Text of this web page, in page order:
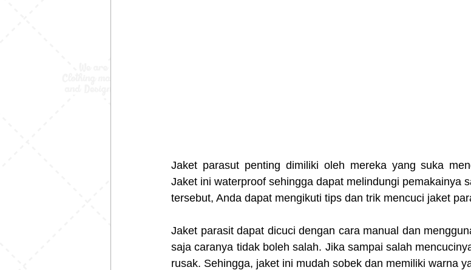
Jaket parasut penting dimiliki oleh mereka yang suka
Jaket ini waterproof sehingga dapat melindungi pemakainya
tersebut, Anda dapat mengikuti tips dan trik mencuci jaket
Jaket parasit dapat dicuci dengan cara manual dan
saja caranya tidak boleh salah. Jika sampai salah
rusak. Sehingga, jaket ini mudah sobek dan memiliki warna